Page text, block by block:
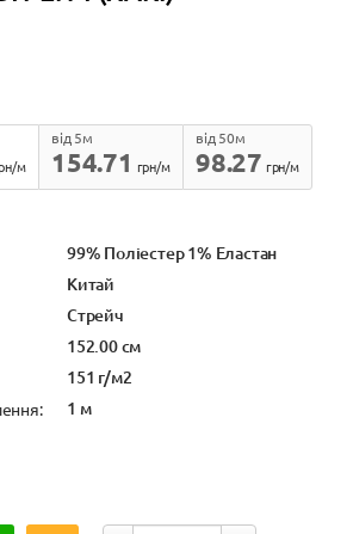
м 154.71
від 5м
грн/м
98.27
від 50м
грн/м
99% Поліестер 1% Еластан
Китай
Стрейч
152.00 см
151 г/м2
1 м